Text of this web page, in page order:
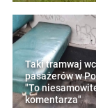
Taki tramwaj
pasażerów w
"To
komentarza"